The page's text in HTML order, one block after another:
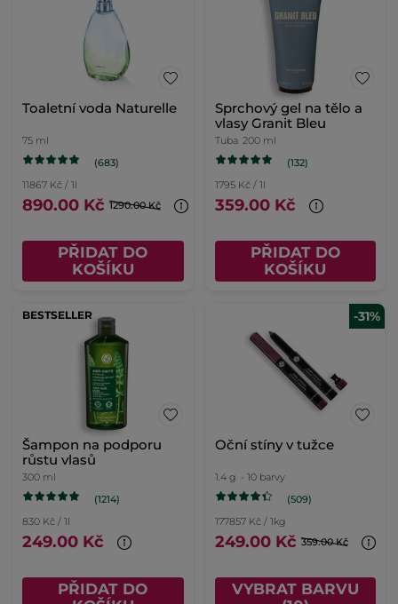
Toaletní voda Naturelle
75 ml
(683)
11867 Kč / 1l
890.00 Kč 1290.00 Kč
PŘIDAT DO
KOŠÍKU
Sprchový gel na tělo a
vlasy Granit Bleu
Tuba 200 ml
(132)
1795 Kč / 1l
359.00 Kč
PŘIDAT DO
KOŠÍKU
BESTSELLER
Šampon na podporu
růstu vlasů
300 ml
(1214)
830 Kč / 1l
249.00 Kč
PŘIDAT DO
-31%
Oční stíny v tužce
1.4 g - 10 barvy
(509)
177857 Kč / 1kg
249.00 Kč 359.00 Kč
VYBRAT BARVU